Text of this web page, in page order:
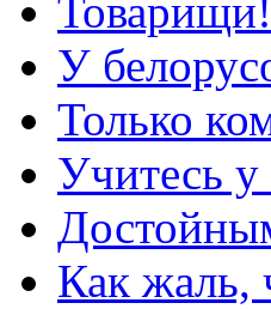
У
Только
Учитесь у
Как жаль,